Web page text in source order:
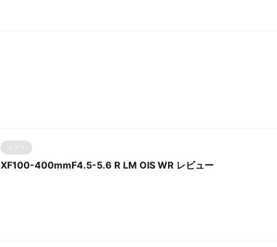
カメラ
XF100-400mmF4.5-5.6 R LM OIS WR レビュー